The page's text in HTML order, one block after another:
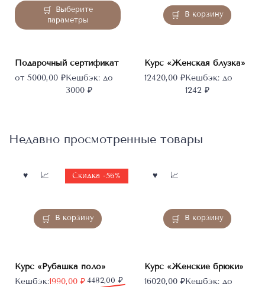
Выберите
параметры
Этот
товар
имеет
Опции
можно
выбрать
Подарочный сертификат
от 5000,00 ₽Кешбэк: до
3000 ₽
В корзину
Курс «Женская блузка»
12420,00 ₽Кешбэк: до
1242 ₽
Недавно просмотренные товары
В корзину
Скидка -56%
Курс «Рубашка поло»
4482,00 ₽
Первоначальная
1990,00 ₽
Текущая
Кешбэк:
В корзину
Курс «Женские брюки»
16020,00 ₽Кешбэк: до